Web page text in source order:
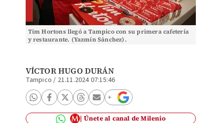
Tim Hortons llegó a Tampico con su primera cafetería
y restaurante. (Yazmín Sánchez).
VÍCTOR HUGO DURÁN
Tampico / 21.11.2024 07:15:46
Únete al canal de Milenio